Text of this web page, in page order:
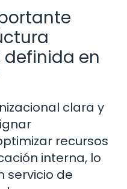
en
clara y
recursos
interna, lo
servicio de